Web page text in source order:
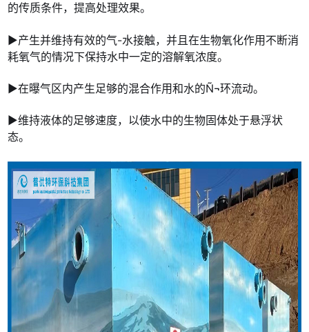
的传质条件，提高处理效果。
▶产生并维持有效的气-水接触，并且在生物氧化作用不断消
耗氧气的情况下保持水中一定的溶解氧浓度。
▶在曝气区内产生足够的混合作用和水的Ñ¬环流动。
▶维持液体的足够速度，以使水中的生物固体处于悬浮状
态。